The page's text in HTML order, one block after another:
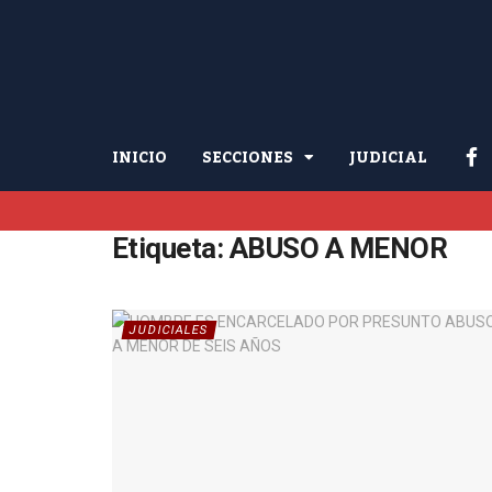
INICIO SECCIONES JUDICIAL
Etiqueta: ABUSO A MENOR
JUDICIALES